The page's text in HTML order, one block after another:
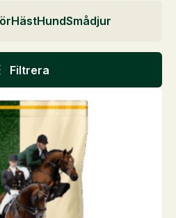
HästHundSmådjur
Filtrera